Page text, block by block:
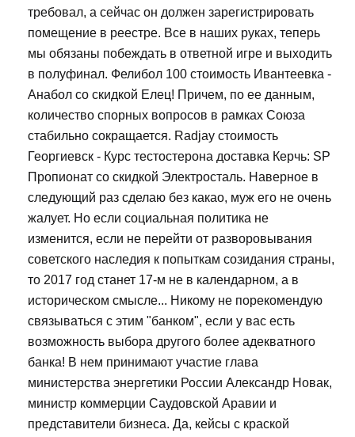
требовал, а сейчас он должен зарегистрировать
помещение в реестре. Все в наших руках, теперь
мы обязаны побеждать в ответной игре и выходить
в полуфинал. Фелибол 100 стоимость Ивантеевка -
Анабол со скидкой Елец! Причем, по ее данным,
количество спорных вопросов в рамках Союза
стабильно сокращается. Radjay стоимость
Георгиевск - Курс тестостерона доставка Керчь: SP
Пропионат со скидкой Электросталь. Наверное в
следующий раз сделаю без какао, муж его не очень
жалует. Но если социальная политика не
изменится, если не перейти от разворовывания
советского наследия к попыткам созидания страны,
то 2017 год станет 17-м не в календарном, а в
историческом смысле... Никому не порекомендую
связываться с этим "банком", если у вас есть
возможность выбора другого более адекватного
банка! В нем принимают участие глава
министерства энергетики России Александр Новак,
министр коммерции Саудовской Аравии и
представители бизнеса. Да, кейсы с краской